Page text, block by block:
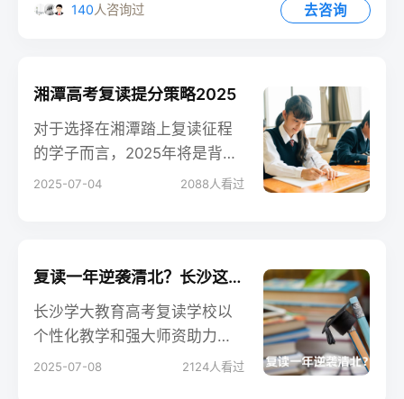
140人咨询过 去咨询
湘潭高考复读提分策略2025
对于选择在湘潭踏上复读征程
的学子而言，2025年将是背水
一战的关键之年。在新旧高考
为复读生量身定制全方位提分
2025-07-04 2088 人看过
复读一年逆袭清北？长沙这所学校的提分密码，班主任亲述 3 大关键！
长沙学大教育高考复读学校以
个性化教学和强大师资助力学
子逆袭，独创 "分层教学 + 心
2025-07-08 2124人看过